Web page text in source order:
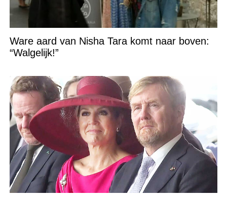
Ware aard van Nisha Tara komt naar boven:
“Walgelijk!”